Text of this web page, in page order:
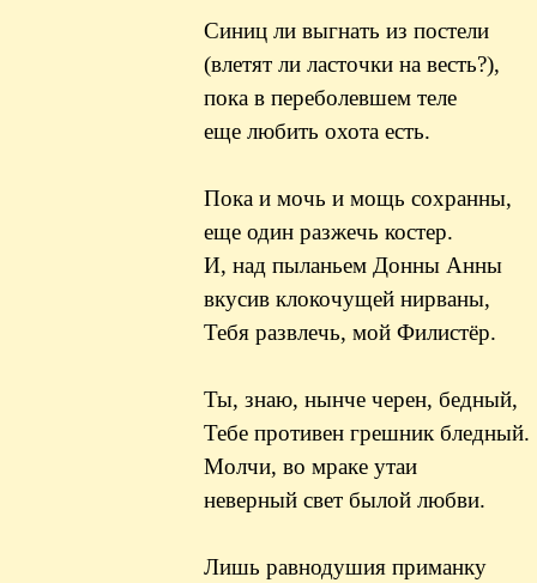
Синиц ли выгнать из постели
(влетят ли ласточки на весть?),
пока в переболевшем теле
еще любить охота есть.
Пока и мочь и мощь сохранны,
еще один разжечь костер.
И, над пыланьем Донны Анны
вкусив клокочущей нирваны,
Тебя развлечь, мой Филистёр.
Ты, знаю, нынче черен, бедный,
Тебе противен грешник бледный.
Молчи, во мраке утаи
неверный свет былой любви.
Лишь равнодушия приманку